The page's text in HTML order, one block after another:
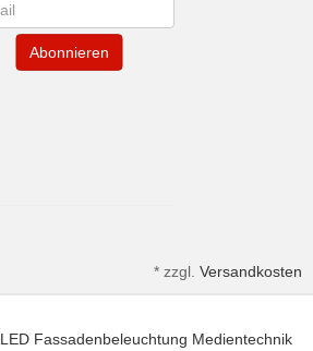
Abonnieren
* zzgl. Versandkosten
LED Fassadenbeleuchtung Medientechnik